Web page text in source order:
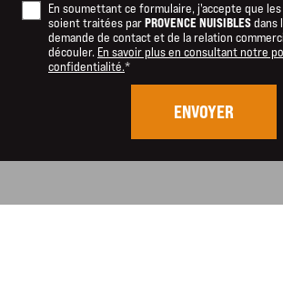
En soumettant ce formulaire, j'accepte que
soient traitées parPROVENCE NUISIBLESdans
demande de contact et de la relation
découler. En savoir plus en consultant notre
confidentialité.*